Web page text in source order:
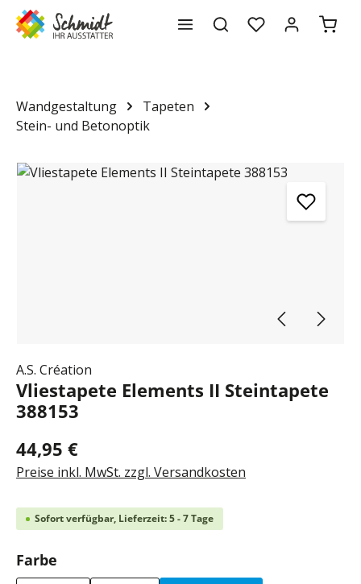
springen
Wandgestaltung
Tapeten
Stein- und Betonoptik
Bildergalerie überspringen
A.S. Création
Vliestapete Elements II Steintapete
388153
44,95 €
Preise inkl. MwSt. zzgl. Versandkosten
Sofort verfügbar, Lieferzeit: 5 - 7 Tage
Farbe